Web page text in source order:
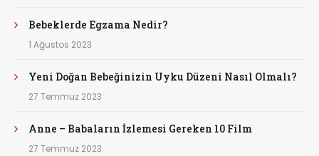
Bebeklerde Egzama Nedir?
1 Ağustos 2023
Yeni Doğan Bebeğinizin Uyku Düzeni Nasıl Olmalı?
27 Temmuz 2023
Anne – Babaların İzlemesi Gereken 10 Film
27 Temmuz 2023